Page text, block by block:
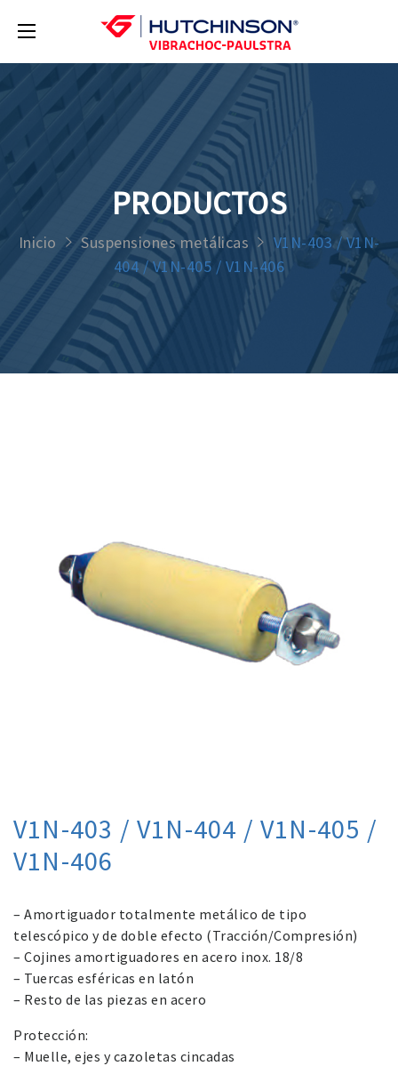
PRODUCTOS
Inicio Suspensiones metálicas
V1N-403 / V1N-
404 / V1N-405 / V1N-406
V1N-403 / V1N-404 / V1N-405 /
V1N-406
– Amortiguador totalmente metálico de tipo
telescópico y de doble efecto (Tracción/Compresión)
– Cojines amortiguadores en acero inox. 18/8
– Tuercas esféricas en latón
– Resto de las piezas en acero
Protección:
– Muelle, ejes y cazoletas cincadas